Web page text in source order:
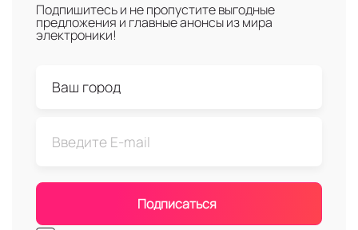
Подпишитесь и не пропустите выгодные
предложения и главные анонсы из мира
электроники!
Подписаться